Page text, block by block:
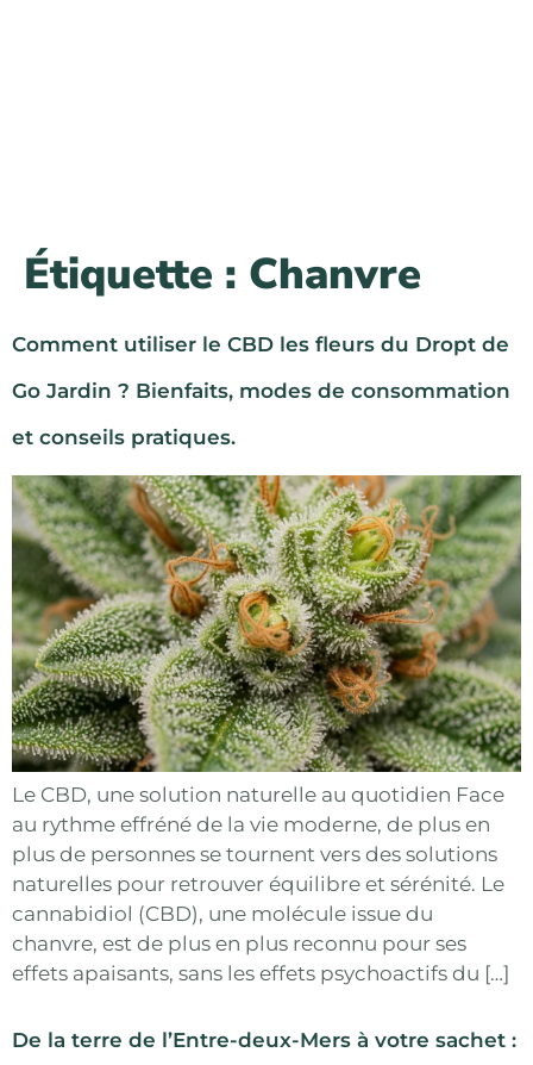
Étiquette : Chanvre
Comment utiliser le CBD les fleurs du Dropt de
Go Jardin ? Bienfaits, modes de consommation
et conseils pratiques.
Le CBD, une solution naturelle au quotidien Face
au rythme effréné de la vie moderne, de plus en
plus de personnes se tournent vers des solutions
naturelles pour retrouver équilibre et sérénité. Le
cannabidiol (CBD), une molécule issue du
chanvre, est de plus en plus reconnu pour ses
effets apaisants, sans les effets psychoactifs du […]
De la terre de l’Entre-deux-Mers à votre sachet :